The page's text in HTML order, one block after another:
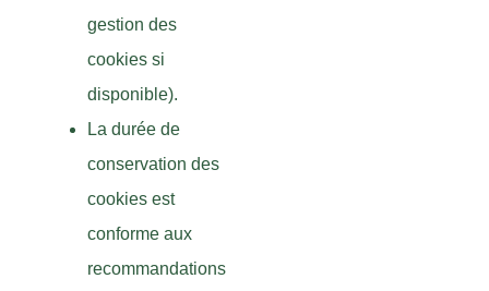
gestion des
cookies si
disponible).
La durée de
conservation des
cookies est
conforme aux
recommandations